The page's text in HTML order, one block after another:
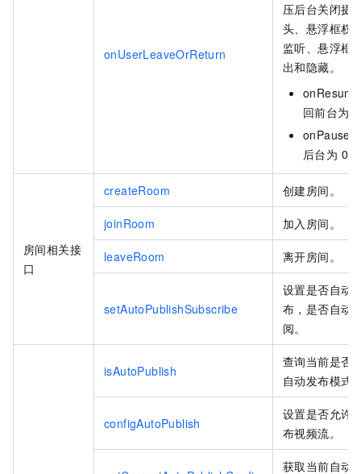
onUserLeaveOrReturn
压后台关闭摄
头、悬浮框权
监听、悬浮框
出和隐藏。
onResume
回前台为
onPause
后台为 0。
房间相关接
口
createRoom 创建房间。
joinRoom 加入房间。
leaveRoom 离开房间。
setAutoPublishSubscribe
设置是否自动
布，是否自动
阅。
isAutoPublish
查询当前是否
自动发布模式
configAutoPublish
设置是否允许
布视频流。
获取当前自动